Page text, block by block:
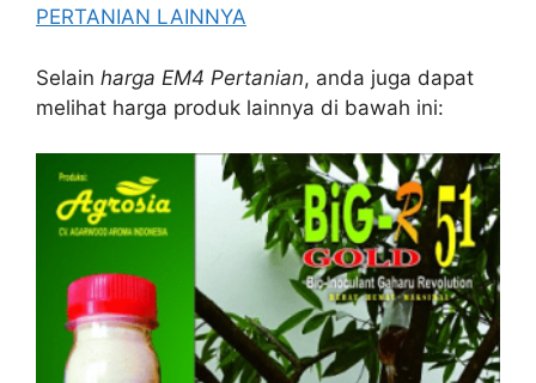
PERTANIAN LAINNYA
Selain harga EM4 Pertanian, anda juga dapat
melihat harga produk lainnya di bawah ini: